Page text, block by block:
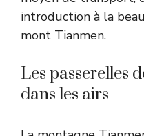
introduction à la
mont Tianmen.
Les passerelles
dans les airs